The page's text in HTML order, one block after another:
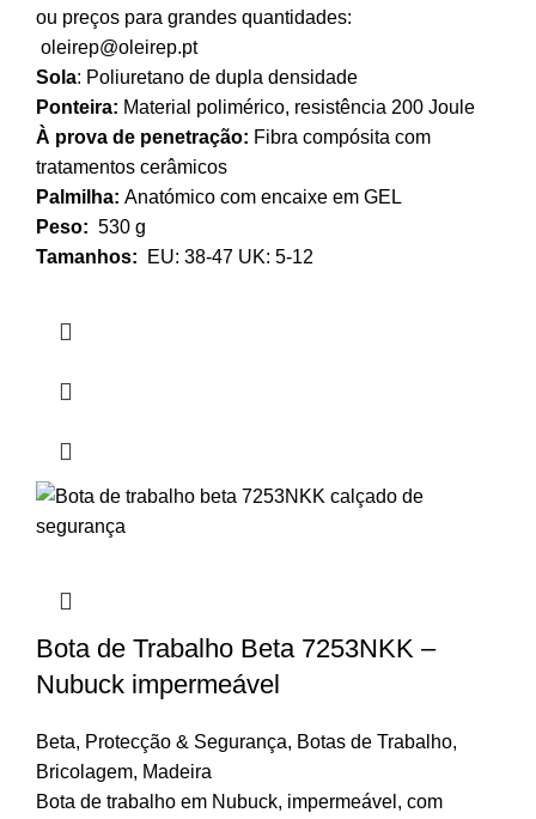
ou preços para grandes quantidades:
oleirep@oleirep.pt
Sola: Poliuretano de dupla densidade
Ponteira: Material polimérico, resistência 200 Joule
À prova de penetração: Fibra compósita com
tratamentos cerâmicos
Palmilha: Anatómico com encaixe em GEL
Peso: 530 g
Tamanhos:
EU: 38-47 UK: 5-12
Bota de Trabalho Beta 7253NKK –
Nubuck impermeável
Beta, Protecção & Segurança, Botas de Trabalho,
Bricolagem, Madeira
Bota de trabalho em Nubuck, impermeável, com